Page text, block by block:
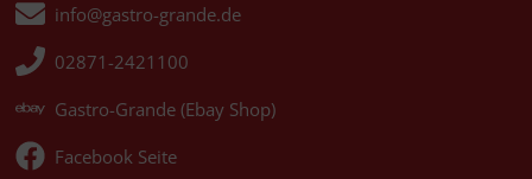
info@gastro-grande.de
02871-2421100
Gastro-Grande (Ebay Shop)
Facebook Seite